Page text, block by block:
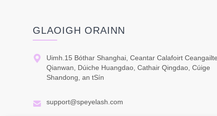
GLAOIGH ORAINN

Uimh.15 Bóthar Shanghai, Ceantar Calafoirt Ceangailte
Qianwan, Dúiche Huangdao, Cathair Qingdao, Cúige
Shandong, an tSín
 support@speyelash.com